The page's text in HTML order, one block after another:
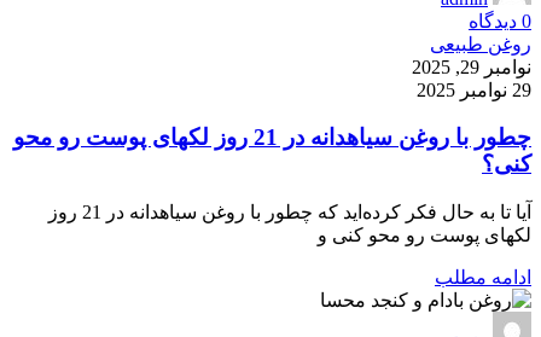
0 دیدگاه
روغن طبیعی
نوامبر 29, 2025
29 نوامبر 2025
چطور با روغن سیاهدانه در 21 روز لکهای پوست رو محو
کنی؟
آیا تا به حال فکر کرده‌اید که چطور با روغن سیاهدانه در 21 روز
لکهای پوست رو محو کنی و
ادامه مطلب